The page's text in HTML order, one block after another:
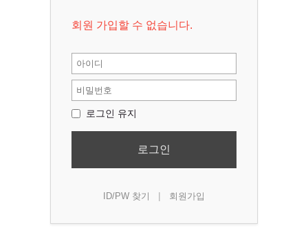
회원 가입할 수 없습니다.
로그인 유지
로그인
ID/PW 찾기 | 회원가입